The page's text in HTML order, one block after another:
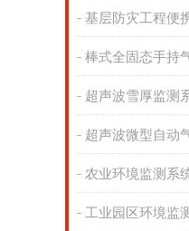
基层防灾工程便
棒式全固态手持
超声波雪厚监测
超声波微型自动
农业环境监测系
工业园区环境监